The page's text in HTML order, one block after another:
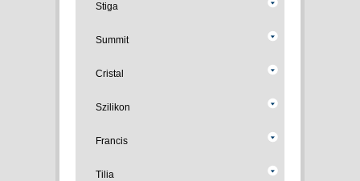
Stiga
Summit
Cristal
Szilikon
Francis
Tilia